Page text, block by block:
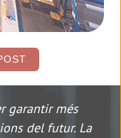
garantir més
del futur. La